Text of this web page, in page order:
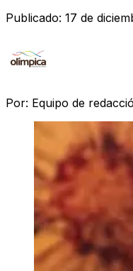
Publicado: 17 de
Por: Equipo de